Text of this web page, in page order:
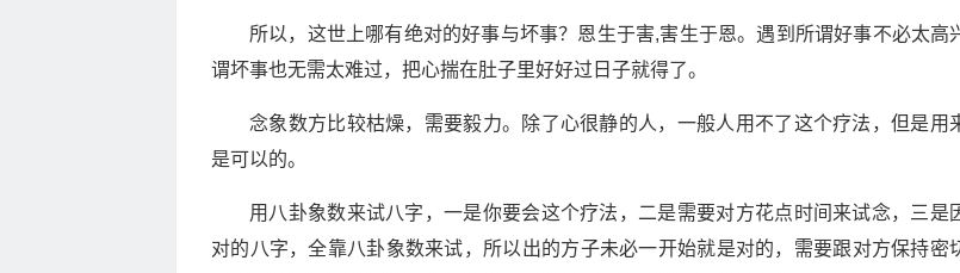
所以，这世上哪有绝对的好事与坏事？恩生于害,害生于恩。遇到所谓好事不必太高
谓坏事也无需太难过，把心揣在肚子里好好过日子就得了。
念象数方比较枯燥，需要毅力。除了心很静的人，一般人用不了这个疗法，但是用
是可以的。
用八卦象数来试八字，一是你要会这个疗法，二是需要对方花点时间来试念，三是
对的八字，全靠八卦象数来试，所以出的方子未必一开始就是对的，需要跟对方保持密